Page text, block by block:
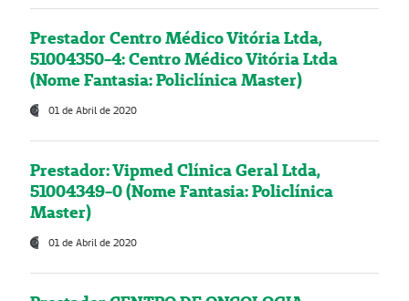
Prestador Centro Médico Vitória Ltda,
51004350-4: Centro Médico Vitória Ltda
(Nome Fantasia: Policlínica Master)
01 de Abril de 2020
Prestador: Vipmed Clínica Geral Ltda,
51004349-0 (Nome Fantasia: Policlínica
Master)
01 de Abril de 2020